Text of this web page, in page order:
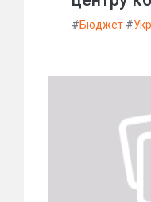
#Бюджет #